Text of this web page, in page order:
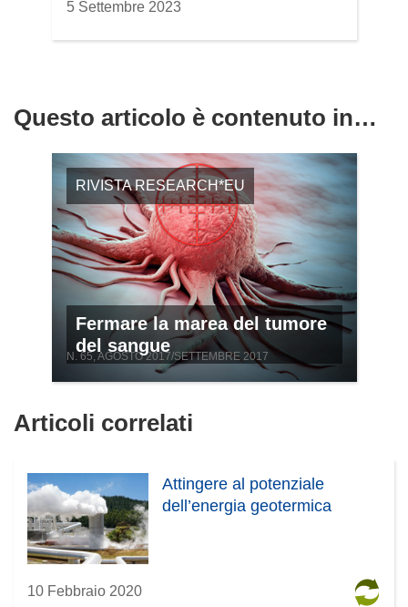
5 Settembre 2023
Questo articolo è contenuto in…
RIVISTA RESEARCH*EU
Fermare la marea del tumore
del sangue
N. 65, AGOSTO 2017/SETTEMBRE 2017
Articoli correlati
Attingere al potenziale
dell’energia geotermica
10 Febbraio 2020